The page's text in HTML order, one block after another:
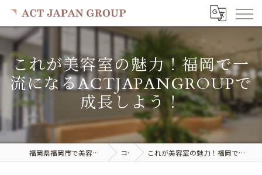
これが美容室の魅力！福岡で一
流になるACTJAPANGROUPで
成長しよう！
福岡県福岡市で美容室の求人ならACT JAPAN GROUP コラム これが美容室の魅力！福岡で一流になるACTJAPANGROUPで成長しよう！